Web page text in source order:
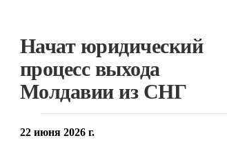
Начат юридический
процесс выхода
Молдавии из СНГ
22 июня 2026 г.